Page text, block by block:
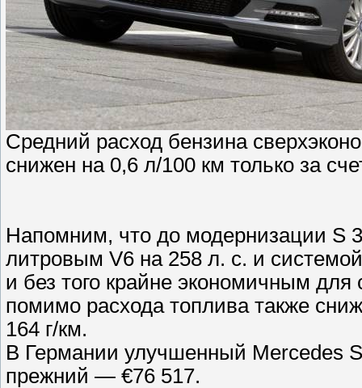
Средний расход бензина
снижен на 0,6 л/100 км только за
Напомним, что до модернизации S
литровым V6 на 258 л. с. и
и без того крайне экономичным
помимо расхода топлива также
164 г/км.
В Германии улучшенный Mercedes
прежний — €76 517.